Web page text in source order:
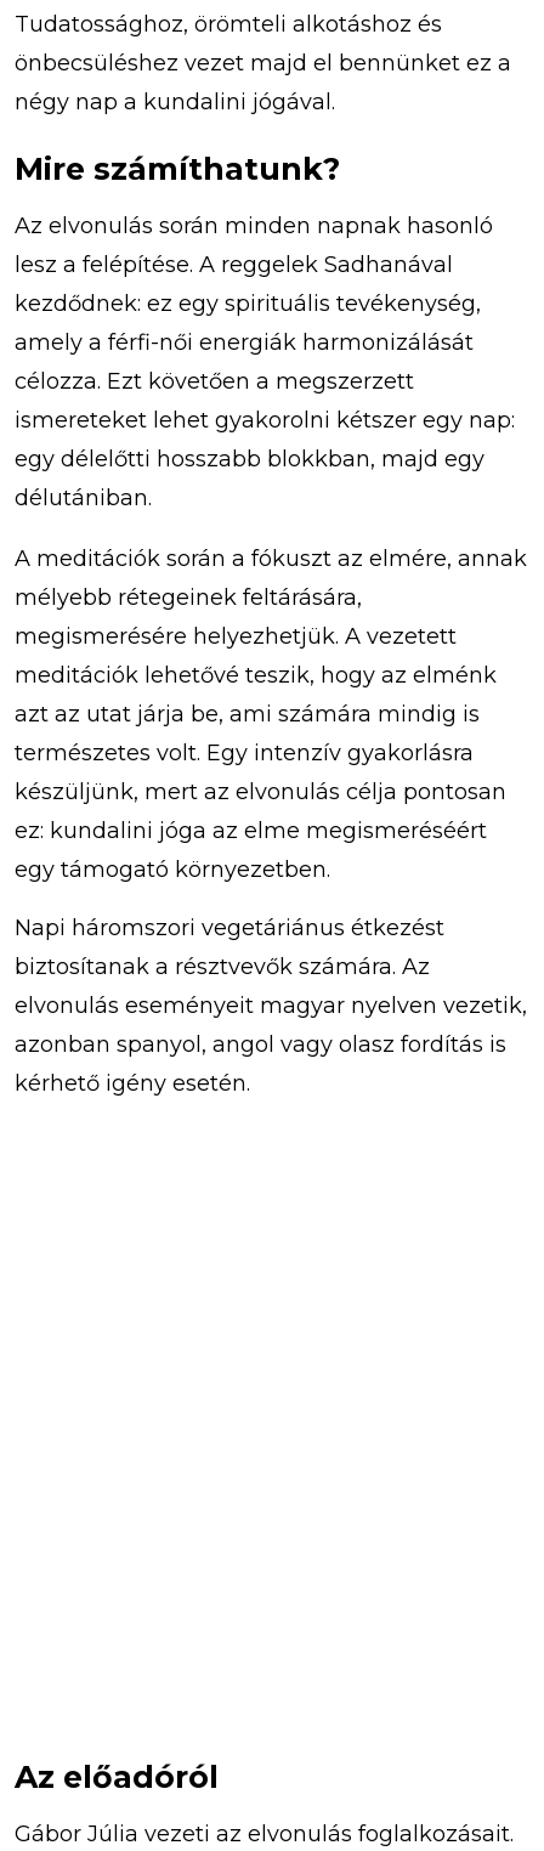
Tudatossághoz, örömteli alkotáshoz és
önbecsüléshez vezet majd el bennünket ez a
négy nap a kundalini jógával.
Mire számíthatunk?
Az elvonulás során minden napnak hasonló
lesz a felépítése. A reggelek Sadhanával
kezdődnek: ez egy spirituális tevékenység,
amely a férfi-női energiák harmonizálását
célozza. Ezt követően a megszerzett
ismereteket lehet gyakorolni kétszer egy nap:
egy délelőtti hosszabb blokkban, majd egy
délutániban.
A meditációk során a fókuszt az elmére, annak
mélyebb rétegeinek feltárására,
megismerésére helyezhetjük. A vezetett
meditációk lehetővé teszik, hogy az elménk
azt az utat járja be, ami számára mindig is
természetes volt. Egy intenzív gyakorlásra
készüljünk, mert az elvonulás célja pontosan
ez: kundalini jóga az elme megismeréséért
egy támogató környezetben.
Napi háromszori vegetáriánus étkezést
biztosítanak a résztvevők számára. Az
elvonulás eseményeit magyar nyelven vezetik,
azonban spanyol, angol vagy olasz fordítás is
kérhető igény esetén.
Az előadóról
Gábor Júlia vezeti az elvonulás foglalkozásait.